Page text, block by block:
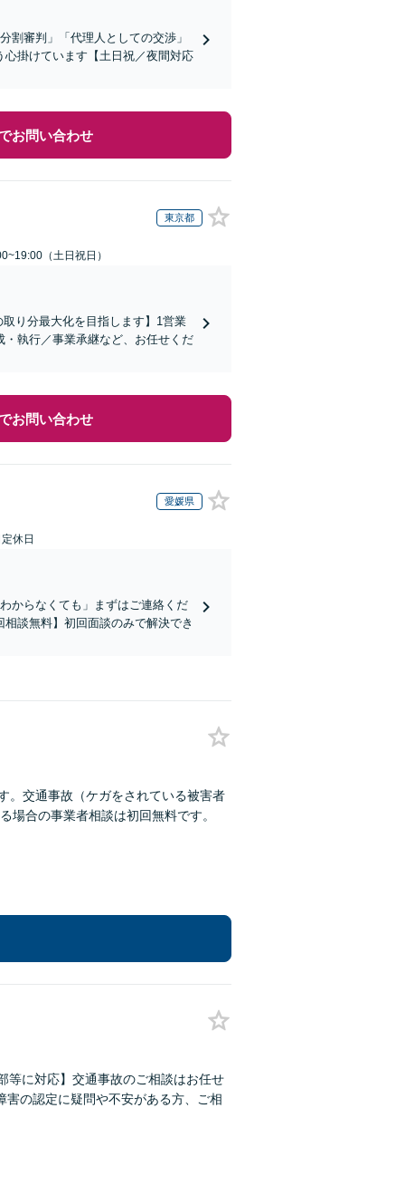
割審判」「代理人としての交渉」
掛けています【土日祝／夜間対応
お問い合わせ
東京都
（土日祝日）
り分最大化を目指します】1営業
執行／事業承継など、お任せくだ
お問い合わせ
愛媛県
休日
からなくても」まずはご連絡くだ
談無料】初回面談のみで解決でき
。交通事故（ケガをされている被害者
場合の事業者相談は初回無料です。
等に対応】交通事故のご相談はお任せ
害の認定に疑問や不安がある方、ご相